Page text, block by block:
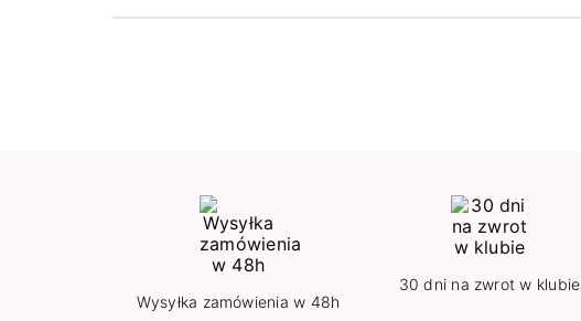
Wysyłka zamówienia w 48h
30 dni na zwrot w klubie